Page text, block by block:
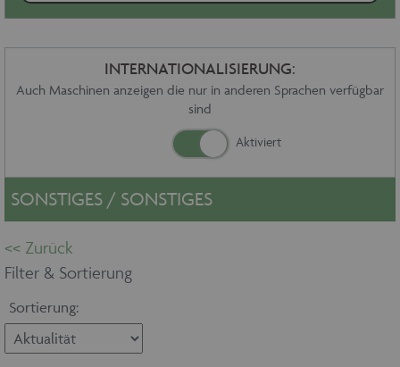
Absaugen - Versorgen -
Service
Kontakt
Datenschutz
INTERNATIONALISIERUNG:
Auch Maschinen anzeigen die nur in anderen Sprachen verfügbar
sind
SONSTIGES / SONSTIGES
Filter & Sortierung
Sortierung: